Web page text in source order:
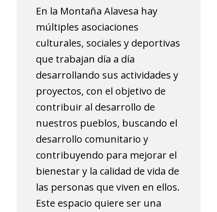
En la Montaña Alavesa hay
múltiples asociaciones
culturales, sociales y deportivas
que trabajan día a día
desarrollando sus actividades y
proyectos, con el objetivo de
contribuir al desarrollo de
nuestros pueblos, buscando el
desarrollo comunitario y
contribuyendo para mejorar el
bienestar y la calidad de vida de
las personas que viven en ellos.
Este espacio quiere ser una